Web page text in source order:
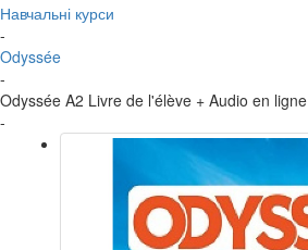
Навчальні курси
-
Odyssée
-
Odyssée A2 Livre de l'élève + Audio en ligne
-